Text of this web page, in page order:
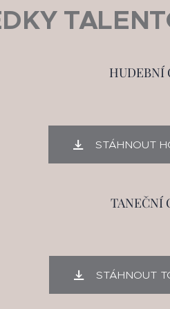
HUDEBNÍ
STÁHNOUT
TANEČNÍ
STÁHNOUT